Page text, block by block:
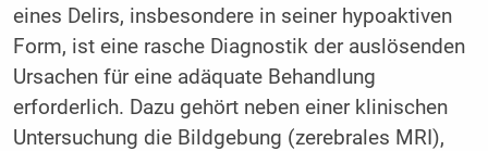
eines Delirs, insbesondere in seiner hypoaktiven
Form, ist eine rasche Diagnostik der auslösenden
Ursachen für eine adäquate Behandlung
erforderlich. Dazu gehört neben einer klinischen
Untersuchung die Bildgebung (zerebrales MRI),